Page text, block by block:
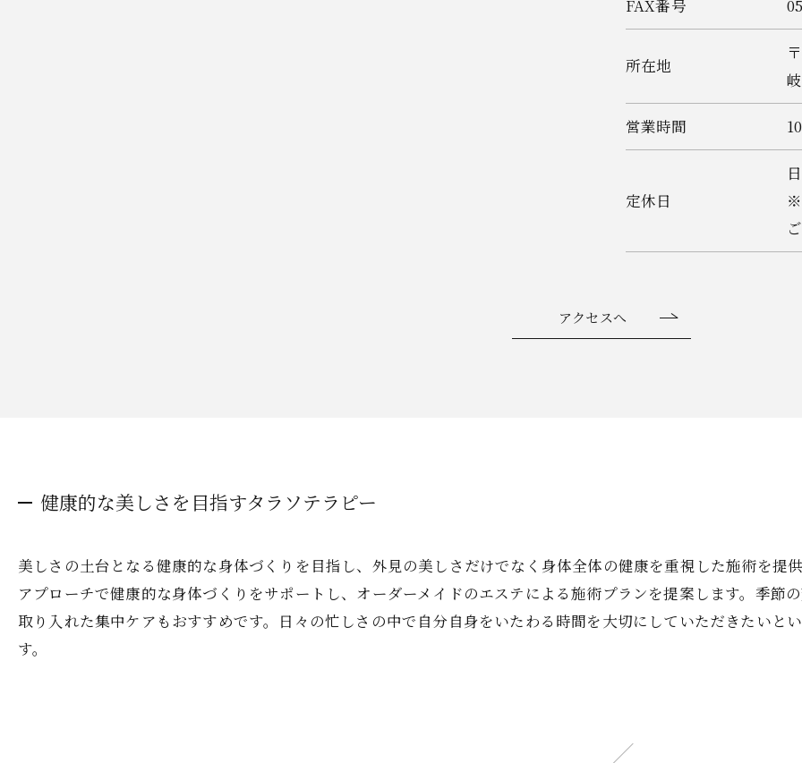
FAX番号
所在地
営業時間
定休日
※
アクセスへ
健康的な美しさを目指すタラソテラピー
美しさの土台となる健康的な身体づくりを目指し、外見の美しさだけでなく身体全体の健康を重視した施術を提
アプローチで健康的な身体づくりをサポートし、オーダーメイドのエステによる施術プランを提案します。季節
取り入れた集中ケアもおすすめです。日々の忙しさの中で自分自身をいたわる時間を大切にしていただきたいと
す。